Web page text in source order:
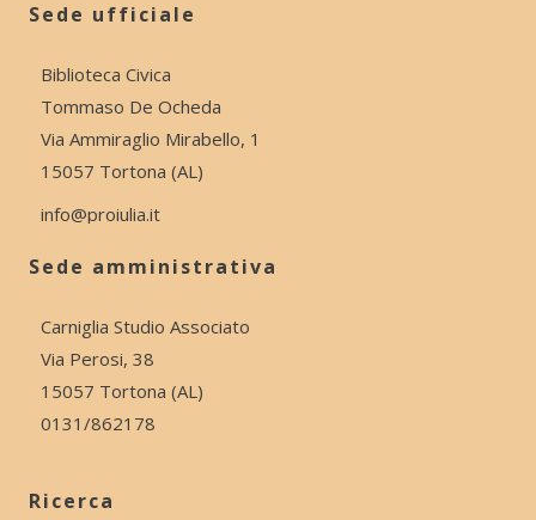
Sede ufficiale
Biblioteca Civica
Tommaso De Ocheda
Via Ammiraglio Mirabello, 1
15057 Tortona (AL)
info@proiulia.it
Sede amministrativa
Carniglia Studio Associato
Via Perosi, 38
15057 Tortona (AL)
0131/862178
Ricerca